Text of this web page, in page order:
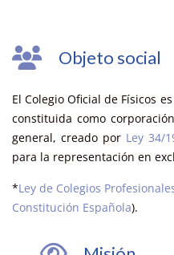
Objeto social
El Colegio Oficial de Físicos
constituida como
general, creado por Ley 34/
para la representación en
*Ley de Colegios
Constitución Española).